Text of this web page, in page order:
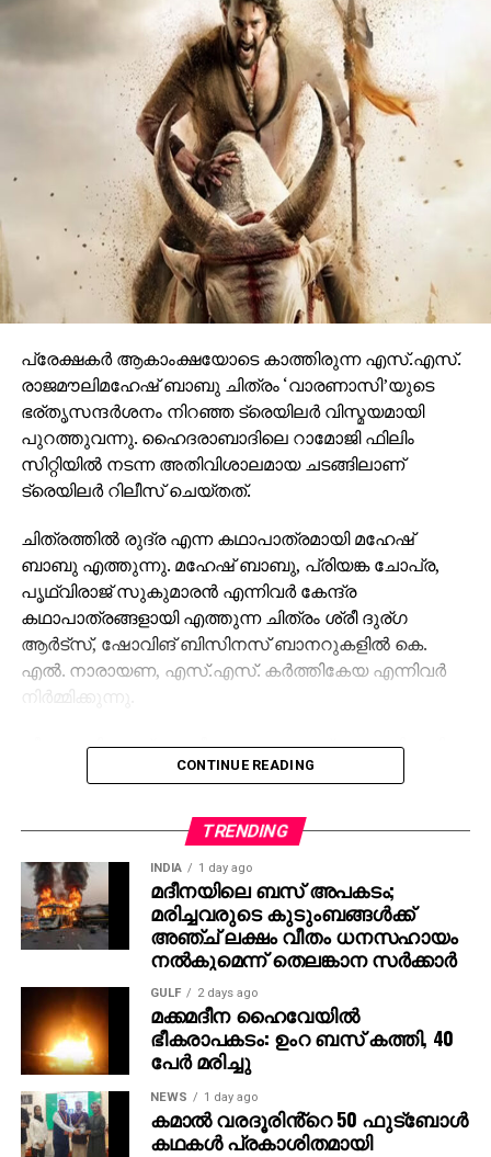
ചെയ്തപ്പോൾ അറുപത്തിനായിരത്തിൽപ്പരം കാഴ്ചക്കാർ
നിറഞ്ഞ ഇവന്റിലെ സദസ്സ് ഹർഷാരവം കൊണ്ട്
വേദിയെ ധന്യമാക്കി. ഐമാക്‌സിലാണ് ചിത്രം
ഒരുങ്ങുന്നത് എന്നതിനാല്‍ തന്നെ തിയേറ്ററുകളില്‍
ഗംഭീരമായ കാഴ്ചാനുഭൂതി
സമ്മാനിക്കുമെന്നുറപ്പാണ്.ബാഹുബലിയും ആർ ആർ
ആറും ഒരുക്കിയ രാജമൗലിയുടെ ബ്രഹ്മാണ്ഡ ചിത്രം
വാരണാസി 2027ൽ തിയേറ്ററുകളിലേക്കെത്തും. പി ആർ
ഓ ആൻഡ് മാർക്കറ്റിംഗ് സ്ട്രാറ്റജിസ്റ്റ് : പ്രതീഷ് ശേഖർ.
പ്രേക്ഷകര്‍ ആകാംക്ഷയോടെ കാത്തിരുന്ന എസ്.എസ്.
രാജമൗലിമഹേഷ് ബാബു ചിത്രം ‘വാരണാസി’യുടെ
ഭര്തൃസന്ദര്‍ശനം നിറഞ്ഞ ട്രെയിലര്‍ വിസ്മയമായി
പുറത്തുവന്നു. ഹൈദരാബാദിലെ റാമോജി ഫിലിം
സിറ്റിയില്‍ നടന്ന അതിവിശാലമായ ചടങ്ങിലാണ്
ട്രെയിലര്‍ റിലീസ് ചെയ്തത്.
ചിത്രത്തില്‍ രുദ്ര എന്ന കഥാപാത്രമായി മഹേഷ്
ബാബു എത്തുന്നു. മഹേഷ് ബാബു, പ്രിയങ്ക ചോപ്ര,
പൃഥ്വിരാജ് സുകുമാരന്‍ എന്നിവര്‍ കേന്ദ്ര
കഥാപാത്രങ്ങളായി എത്തുന്ന ചിത്രം ശ്രീ ദുര്ഗ
ആര്‍ട്‌സ്, ഷോവിങ് ബിസിനസ് ബാനറുകളില്‍ കെ.
എല്‍. നാരായണ, എസ്.എസ്. കര്‍ത്തികേയ എന്നിവര്‍
നിര്‍മ്മിക്കുന്നു.
കീരവാണിയാണ് സംഗീതം ഒരുക്കുന്നത്. പുറത്തിറങ്ങിയ
മണിക്കൂറുകള്‍ക്കുള്ളില്‍ തന്നെ 5 മില്യണിലധികം
ട്രെന്‍ഡിങ് പട്ടികയില്‍ മുന്നിലാണ്. 130ണ്മ100 അടി
വലുപ്പത്തിലുള്ള പ്രത്യേക സ്‌ക്രീനില്‍ പ്രേക്ഷകര്‍ക്ക്
മുന്നില്‍ ട്രെയിലര്‍ പ്രദര്‍ശിപ്പിച്ചു.
ട്രെയിലര്‍ സി.ഇ. 512-ലെ വാരണാസിയുടെ
ദൃശ്യങ്ങളോടെ തുടങ്ങുന്നു. തുടര്‍ന്ന് 2027ല്‍
ഭൂമിയിലേക്ക് വരുന്നു എന്നു കാണിക്കുന്ന ‘ശാംഭവി’ എന്ന
ഛിന്നഗ്രഹം, അന്റാര്‍ട്ടിക്കയിലെ റോസ് ഐസ്
ഷെല്‍ഫ്, ആഫ്രിക്കയിലെ അംബോസെലി വനം,
ബി.സി.ഇ 7200-ലെ ലങ്കാനഗരം, വാരണാസിയിലെ
മണികര്‍ണികാ ഘട്ട് തുടങ്ങിയ ഭീമാകാര
ദൃശ്യവിശേഷങ്ങള്‍ അതിശയത്തോടെ
അവതരിപ്പിക്കുന്നു.
CONTINUE READING
TRENDING
INDIA 1 day ago
മദീനയിലെ ബസ് അപകടം;
മരിച്ചവരുടെ കുടുംബങ്ങള്‍ക്ക്
അഞ്ച് ലക്ഷം വീതം ധനസഹായം
നല്‍കുമെന്ന് തെലങ്കാന സര്‍ക്കാര്‍
GULF 2 days ago
മക്കമദീന ഹൈവേയില്‍
ഭീകരാപകടം: ഉംറ ബസ് കത്തി, 40
പേര്‍ മരിച്ചു
NEWS 1 day ago
കമാൽ വരദൂരിൻ്റെ 50 ഫുട്ബോൾ
കഥകൾ പ്രകാശിതമായി